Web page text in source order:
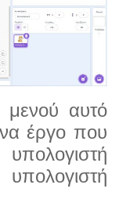
αυτό
έργο που